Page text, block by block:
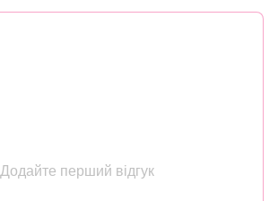
Додайте перший відгук